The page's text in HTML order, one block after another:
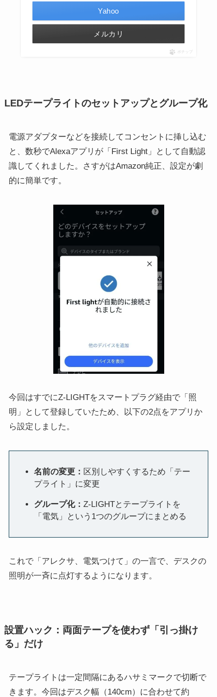
Yahoo
メルカリ
ポチップ
LEDテープライトのセットアップとグループ化
電源アダプターなどを接続してコンセントに挿し込む
と、数秒でAlexaアプリが「First Light」として自動認
識してくれました。さすがはAmazon純正、設定が劇
的に簡単です。
今回はすでにZ-LIGHTをスマートプラグ経由で「照
明」として登録していたため、以下の2点をアプリか
ら設定しました。
名前の変更： 区別しやすくするため「テー
プライト」に変更
グループ化： Z-LIGHTとテープライトを
「電気」という1つのグループにまとめる
これで「アレクサ、電気つけて」の一言で、デスクの
照明が一斉に点灯するようになります。
設置ハック：両面テープを使わず「引っ掛け
る」だけ
テープライトは一定間隔にあるハサミマークで切断で
きます。今回はデスク幅（140cm）に合わせて約